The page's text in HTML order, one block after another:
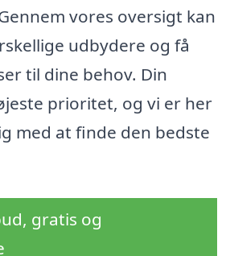
vores oversigt kan
udbydere og få
til dine behov. Din
prioritet, og vi er her
med at finde den bedste
gratis og